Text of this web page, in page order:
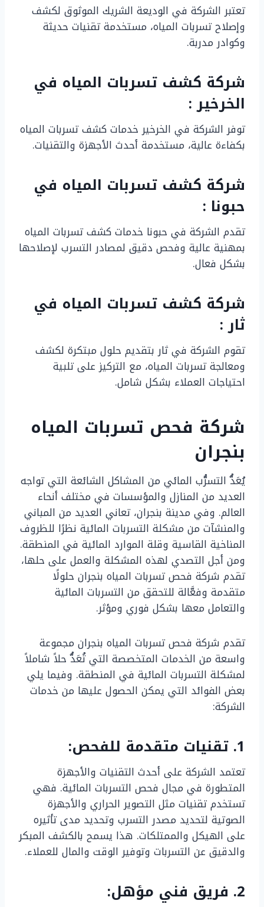
تعتبر الشركة في الوديعة الشريك الموثوق لكشف
وإصلاح تسربات المياه، مستخدمة تقنيات حديثة
وكوادر مدربة.
شركة كشف تسربات المياه في
الخرخير :
توفر الشركة في الخرخير خدمات كشف تسربات المياه
بكفاءة عالية، مستخدمة أحدث الأجهزة والتقنيات.
شركة كشف تسربات المياه في
حبونا :
تقدم الشركة في حبونا خدمات كشف تسربات المياه
بمهنية عالية وفحص دقيق لمصادر التسرب لإصلاحها
بشكل فعال.
شركة كشف تسربات المياه في
ثار :
تقوم الشركة في ثار بتقديم حلول مبتكرة لكشف
ومعالجة تسربات المياه، مع التركيز على تلبية
احتياجات العملاء بشكل شامل.
شركة فحص تسربات المياه
بنجران
يُعَدُّ التسرُّب المائي من المشاكل الشائعة التي تواجه
العديد من المنازل والمؤسسات في مختلف أنحاء
العالم. وفي مدينة بنجران، تعاني العديد من المباني
والمنشآت من مشكلة التسربات المائية نظرًا للظروف
المناخية القاسية وقلة الموارد المائية في المنطقة.
ومن أجل التصدي لهذه المشكلة والعمل على حلها،
تقدم شركة فحص تسربات المياه بنجران حلولًا
متقدمة وفعَّالة للتحقق من التسربات المائية
والتعامل معها بشكل فوري ومؤثر.
تقدم شركة فحص تسربات المياه بنجران مجموعة
واسعة من الخدمات المتخصصة التي تُعَدُّ حلاً شاملاً
لمشكلة التسربات المائية في المنطقة. وفيما يلي
بعض الفوائد التي يمكن الحصول عليها من خدمات
الشركة:
1. تقنيات متقدمة للفحص:
تعتمد الشركة على أحدث التقنيات والأجهزة
المتطورة في مجال فحص التسربات المائية. فهي
تستخدم تقنيات مثل التصوير الحراري والأجهزة
الصوتية لتحديد مصدر التسرب وتحديد مدى تأثيره
على الهيكل والممتلكات. هذا يسمح بالكشف المبكر
والدقيق عن التسربات وتوفير الوقت والمال للعملاء.
2. فريق فني مؤهل: